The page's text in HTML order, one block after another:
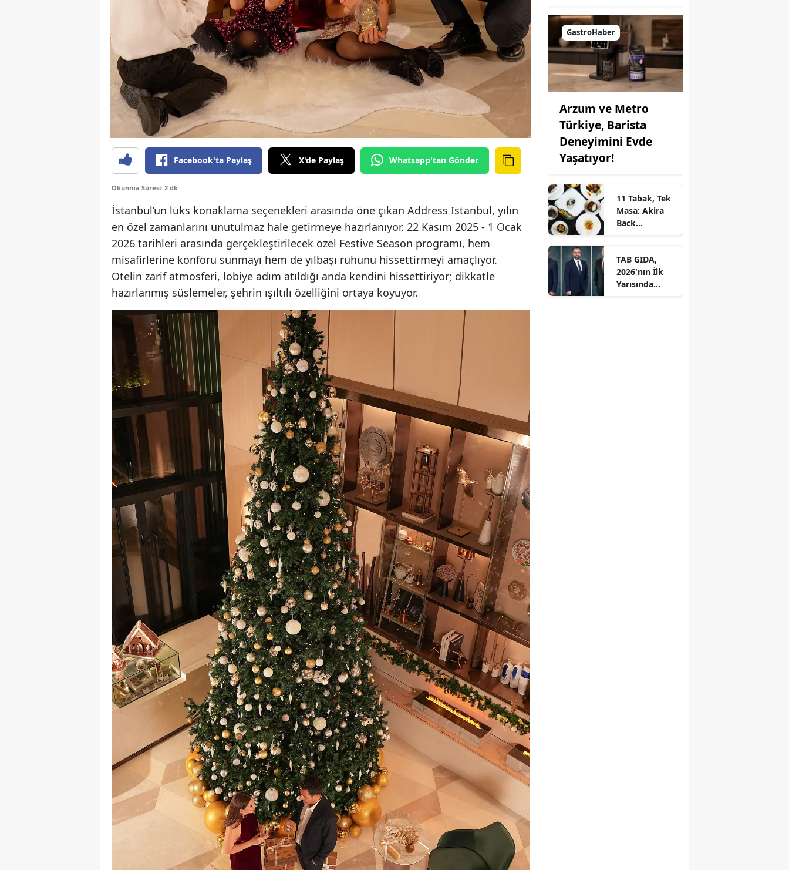
Facebook'ta Paylaş X'de Paylaş Whatsapp'tan Gönder
Okunma Süresi: 2 dk
İstanbul’un lüks konaklama seçenekleri arasında öne çıkan Address Istanbul, yılın
en özel zamanlarını unutulmaz hale getirmeye hazırlanıyor. 22 Kasım 2025 - 1 Ocak
2026 tarihleri arasında gerçekleştirilecek özel Festive Season programı, hem
misafirlerine konforu sunmayı hem de yılbaşı ruhunu hissettirmeyi amaçlıyor.
Otelin zarif atmosferi, lobiye adım atıldığı anda kendini hissettiriyor; dikkatle
hazırlanmış süslemeler, şehrin ışıltılı özelliğini ortaya koyuyor.
GastroHaber
Arzum ve Metro
Türkiye, Barista
Deneyimini Evde
Yaşatıyor!
11 Tabak, Tek
Masa: Akira
Back
Chef’s Table
TAB GIDA,
2026'nın İlk
Yarısında